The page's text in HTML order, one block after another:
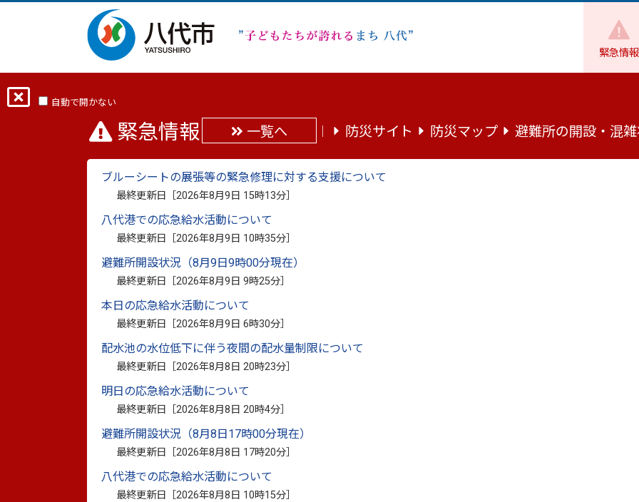
緊急情報
自動で開かない
緊急情報 一覧へ 防災サイト 防災マップ 避難所の開設・混
ブルーシートの展張等の緊急修理に対する支援について
最終更新日［2026年8月9日 15時13分
八代港での応急給水活動について
最終更新日［2026年8月9日 10時35分
避難所開設状況（8月9日9時00分現在）
最終更新日［2026年8月9日 9時25分
本日の応急給水活動について
最終更新日［2026年8月9日 6時30分
配水池の水位低下に伴う夜間の配水量制限について
最終更新日［2026年8月8日 20時23分
明日の応急給水活動について
最終更新日［2026年8月8日 20時4分
避難所開設状況（8月8日17時00分現在）
最終更新日［2026年8月8日 17時20分
八代港での応急給水活動について
最終更新日［2026年8月8日 10時15分
八千把出張所
最終更新日：2024年6月13日 印刷
所在地 八代市上野町1193-1
TEL 0965-32-2531
FAX 0965-35-0660
り、商業の進出が目立っています。
地の性格を強めて発展しています。
また、魅力にあふれた、安全で快適な地区にするため、現在、
公園や緑地、上下水道、生活道路などの整備が進められていま